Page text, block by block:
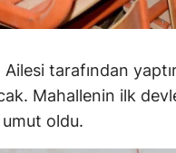
Isparta
İzmir
tarafından
Mahallenin ilk
oldu.